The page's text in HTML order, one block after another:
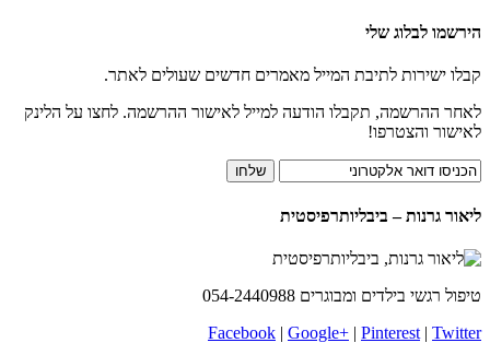
הירשמו לבלוג שלי
קבלו ישירות לתיבת המייל מאמרים חדשים שעולים לאתר.
לאחר ההרשמה, תקבלו הודעה למייל לאישור ההרשמה. לחצו על הלינק
לאישור והצטרפו!
ליאור גרנות – ביבליותרפיסטית
טיפול רגשי בילדים ומבוגרים 054-2440988
Facebook | Google+ | Pinterest | Twitter